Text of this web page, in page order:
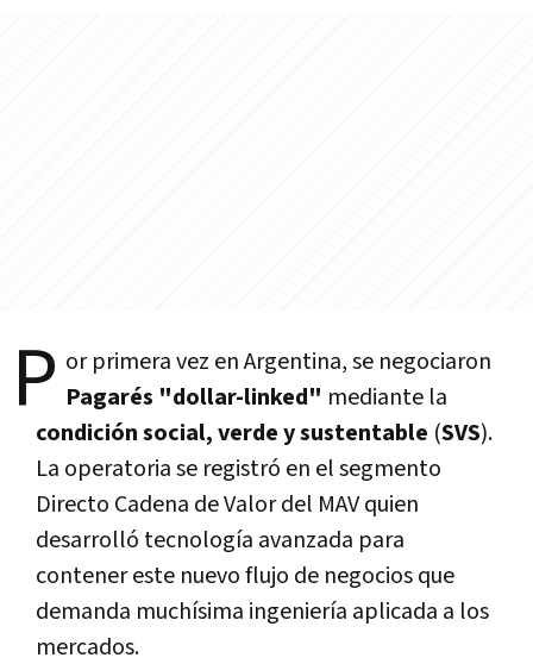
P or primera vez en Argentina, se negociaron
Pagarés "dollar-linked" mediante la
condición social, verde y sustentable (SVS).
La operatoria se registró en el segmento
Directo Cadena de Valor del MAV quien
desarrolló tecnología avanzada para
contener este nuevo flujo de negocios que
demanda muchísima ingeniería aplicada a los
mercados.